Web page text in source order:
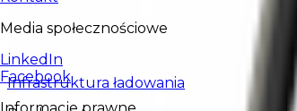
Media społecznościowe
LinkedIn
Facebook
Infrastruktura ładowania